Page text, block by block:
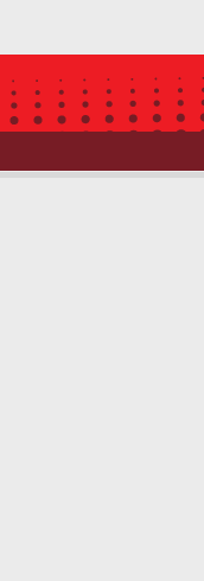
Cecilia Galliano